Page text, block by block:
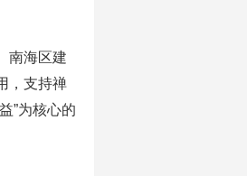
南海区建
，支持禅
”为核心的